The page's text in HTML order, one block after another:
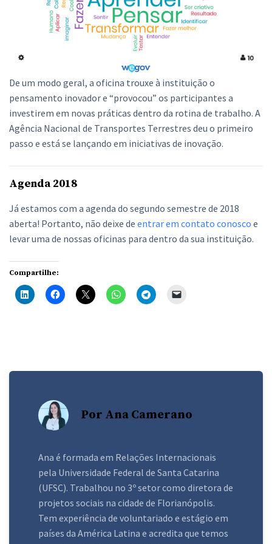
De um modo geral, a oficina trouxe à instituição o
pensamento inovador e “provocou” os participantes a
investirem em novas práticas dentro da rotina de trabalho. A
Agência Nacional de Transportes Terrestres deu o primeiro
passo e está se lançando em iniciativas de inovação.
Agenda 2018
Já estamos com a agenda do segundo semestre de 2018
aberta! Portanto, não deixe de entrar em contato conosco e
levar uma de nossas oficinas para dentro da sua instituição.
Compartilhe:
Por Ana Camerano
Ana é formada em Relações Internacionais
pela Universidade Federal de Santa Catarina
(UFSC). Trabalhou no 3º setor como diretora de
projetos sociais na cidade de Florianópolis.
Tem experiência de voluntariado e estágio em
países da América Latina e acredita que temos